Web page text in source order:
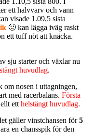
ett halvvarv och vann
visade 1.09,5 sista
🙂 kan lägga iväg raskt
ett tuff nöt att knäcka.
sju starter och växlar nu
huvudlag.
om nosen i uttagningen,
med racerbalans. Första
ett helstängt huvudlag.
gäller vinstchansen för5
en chansspik för den